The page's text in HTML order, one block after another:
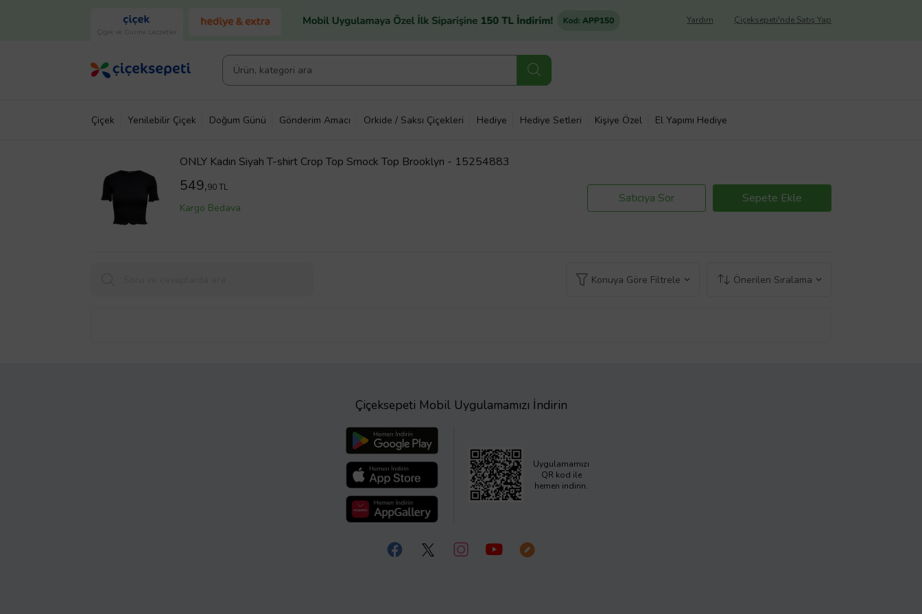
Çiçek ve Gurme Lezzetler
Çiçeksepeti'nde Satış Yap
Yardım
Çiçek Yenilebilir Çiçek Doğum Günü Gönderim Amacı Orkide / Saksı Çiçekleri Hediye Hediye Setleri Kişiye Özel El Yapımı Hediye
ONLY Kadın Siyah T-shirt Crop Top Smock Top Brooklyn - 15254883
549,90 TL
Kargo Bedava
Satıcıya Sor Sepete Ekle
Konuya Göre Filtrele Önerilen Sıralama
Çiçeksepeti Mobil Uygulamamızı İndirin
Uygulamamızı
QR kod ile
hemen indirin.